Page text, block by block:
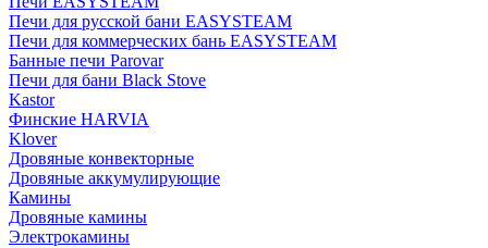
Печи для русской бани EASYSTEAM
Печи для коммерческих бань EASYSTEAM
Банные печи Parovar
Печи для бани Black Stove
Kastor
Финские HARVIA
Klover
Дровяные конвекторные
Дровяные аккумулирующие
Камины
Дровяные камины
Электрокамины